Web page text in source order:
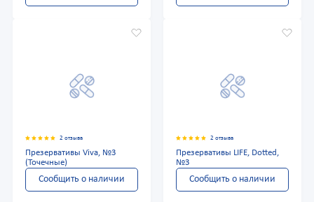
2 отзыва
Презервативы Viva, №3
(Точечные)
Сообщить о наличии
2 отзыва
Презервативы LIFE, Dotted,
№3
Сообщить о наличии